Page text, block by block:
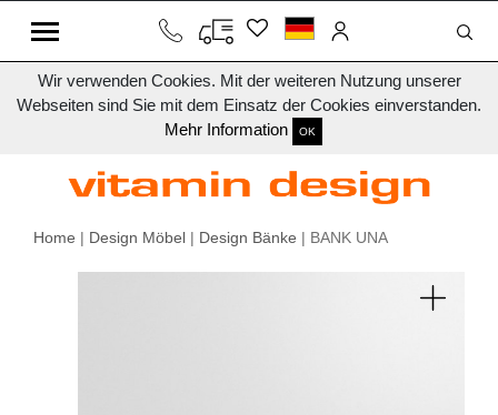
Wir verwenden Cookies. Mit der weiteren Nutzung unserer
Webseiten sind Sie mit dem Einsatz der Cookies einverstanden.
Mehr Information
OK
Home | Design Möbel | Design Bänke | BANK UNA